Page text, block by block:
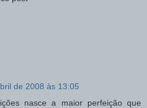
de 2008 às 13:05
nasce a maior perfeição que